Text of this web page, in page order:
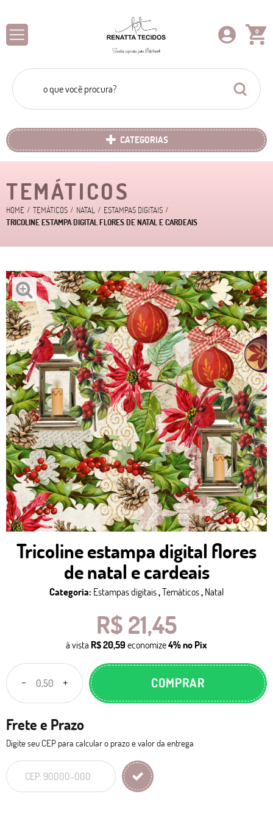
0
CATEGORIAS
TEMÁTICOS
HOME TEMÁTICOS NATAL
ESTAMPAS DIGITAIS
TRICOLINE ESTAMPA DIGITAL FLORES DE NATAL E CARDEAIS
Tricoline estampa digital flores
de natal e cardeais
Categoria: Estampas digitais,Temáticos, Natal
R$ 21,45
à vista R$ 20,59 economize4%no Pix
COMPRAR
Frete e Prazo
Digite seu CEP para calcular o prazo e valor da entrega